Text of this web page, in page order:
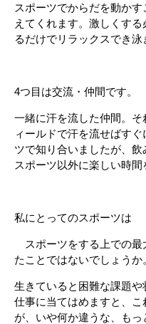
スポーツでからだを動か
えてくれます。激しくす
るだけでリラックスでき泳
4つ目は交流・仲間です。
一緒に汗を流した仲間。
ィールドで汗を流せばす
ツで知り合いましたが、飲
スポーツ以外に楽しい時間
私にとってのスポーツは
スポーツをする上での最
たことではないでしょうか
生きていると困難な課題
仕事に当てはめますと、
が、いや何か違うな、もっ